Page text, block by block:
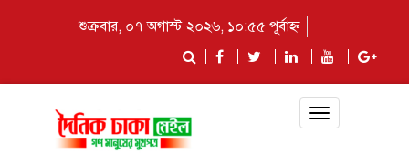
শুক্রবার, ০৭ অগাস্ট ২০২৬, ১০:৫৫ পূর্বাহ্ন
Toggle